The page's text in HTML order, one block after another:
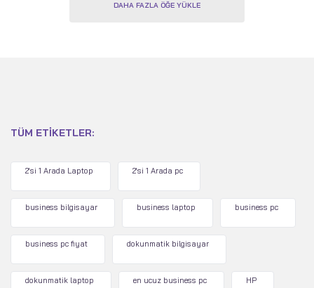
DAHA FAZLA ÖĞE YÜKLE
TÜM ETIKETLER:
2'si 1 Arada Laptop 2'si 1 Arada pc
business bilgisayar business laptop business pc
business pc fiyat dokunmatik bilgisayar
dokunmatik laptop en ucuz business pc HP